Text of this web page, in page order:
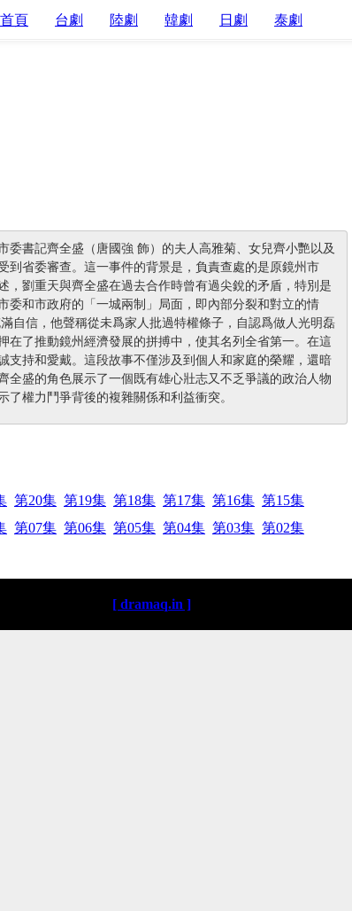
首頁 台劇 陸劇 韓劇 日劇 泰劇
委書記齊全盛（唐國強 飾）的夫人高雅菊、女兒齊小艷以及
到省委審查。這一事件的背景是，負責查處的是原鏡州市
，劉重天與齊全盛在過去合作時曾有過尖銳的矛盾，特別是
委和市政府的「一城兩制」局面，即內部分裂和對立的情
自信，他聲稱從未爲家人批過特權條子，自認爲做人光明磊
在了推動鏡州經濟發展的拼搏中，使其名列全省第一。在這
支持和愛戴。這段故事不僅涉及到個人和家庭的榮耀，還暗
全盛的角色展示了一個既有雄心壯志又不乏爭議的政治人物
權力鬥爭背後的複雜關係和利益衝突。
第20集 第19集 第18集 第17集 第16集 第15集
第07集 第06集 第05集 第04集 第03集 第02集
[ dramaq.in ]